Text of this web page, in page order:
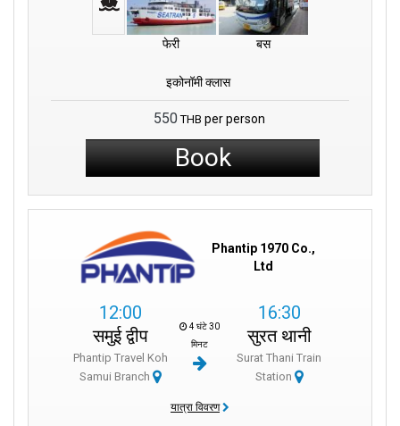
फेरी बस
इकोनॉमी क्लास
550 THB per person
Book
Phantip 1970 Co.,
Ltd
12:00
समुई द्वीप
Phantip Travel Koh
Samui Branch
4 घंटे 30
मिनट
16:30
सुरत थानी
Surat Thani Train
Station
यात्रा विवरण